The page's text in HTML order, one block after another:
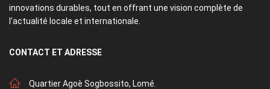
innovations durables, tout en offrant une vision complète de
l’actualité locale et internationale.
CONTACT ET ADRESSE
Quartier Agoè Sogbossito, Lomé.